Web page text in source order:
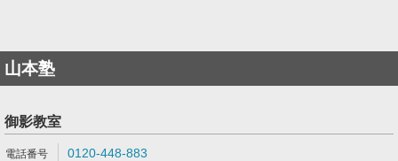
山本塾
御影教室
0120-448-883